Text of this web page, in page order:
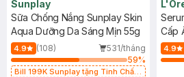
Sunplay
Sữa Chống Nắng Sunplay Skin
Aqua Dưỡng Da Sáng Mịn 55g
4.9 (108)
531/tháng
59%
Bill 199K Sunplay tặng Tinh Chất
Cấp
4.9